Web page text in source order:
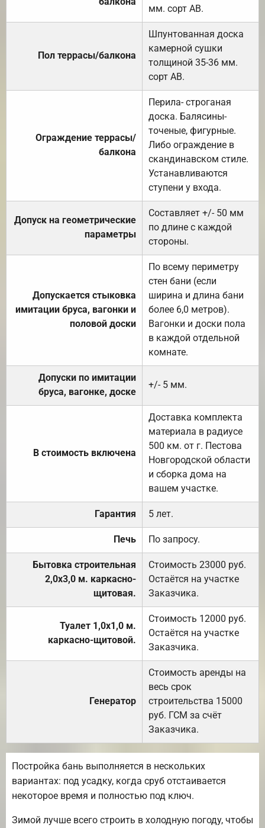
мм. сорт АВ.
Пол террасы/балкона
Шпунтованная доска
камерной сушки
толщиной 35-36 мм.
сорт АВ.
Ограждение террасы/
балкона
Перила- строганая
доска. Балясины-
точеные, фигурные.
Либо ограждение в
скандинавском стиле.
Устанавливаются
ступени у входа.
Допуск на геометрические
параметры
Составляет +/- 50 мм
по длине с каждой
стороны.
Допускается стыковка
имитации бруса, вагонки и
половой доски
По всему периметру
стен бани (если
ширина и длина бани
более 6,0 метров).
Вагонки и доски пола
в каждой отдельной
комнате.
Допуски по имитации
бруса, вагонке, доске
+/- 5 мм.
В стоимость включена
Доставка комплекта
материала в радиусе
500 км. от г. Пестова
Новгородской области
и сборка дома на
вашем участке.
Гарантия 5 лет.
Печь По запросу.
Бытовка строительная
2,0х3,0 м. каркасно-
щитовая.
Стоимость 23000 руб.
Остаётся на участке
Заказчика.
Туалет 1,0х1,0 м.
каркасно-щитовой.
Стоимость 12000 руб.
Остаётся на участке
Заказчика.
Генератор
Стоимость аренды на
весь срок
строительства 15000
руб. ГСМ за счёт
Заказчика.
Постройка бань выполняется в нескольких
вариантах: под усадку, когда сруб отстаивается
некоторое время и полностью под ключ.
Зимой лучше всего строить в холодную погоду, чтобы